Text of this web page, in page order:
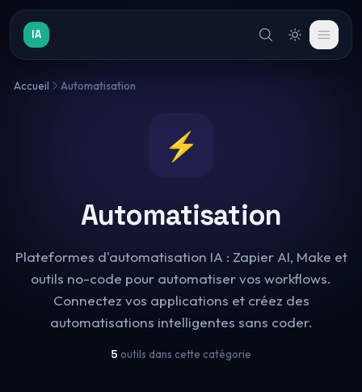
IA
Accueil Automatisation
⚡
Automatisation
Plateformes d'automatisation IA : Zapier AI, Make et
outils no-code pour automatiser vos workflows.
Connectez vos applications et créez des
automatisations intelligentes sans coder.
5 outils dans cette catégorie